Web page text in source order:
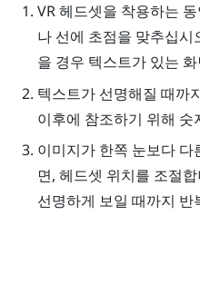
VR 헤드셋을 착용하는
나 선에 초점을 맞추십
을 경우 텍스트가 있는
텍스트가 선명해질 때까
이후에 참조하기 위해
이미지가 한쪽 눈보다
면, 헤드셋 위치를 조절
선명하게 보일 때까지 반